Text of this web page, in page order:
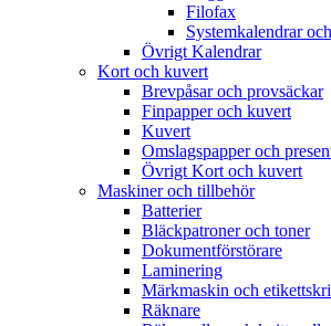
Filofax
Systemkalendrar
Övrigt Kalendrar
Kort och kuvert
Brevpåsar och provsäckar
Finpapper och kuvert
Kuvert
Omslagspapper och
Övrigt Kort och kuvert
Maskiner och tillbehör
Batterier
Bläckpatroner och toner
Dokumentförstörare
Laminering
Märkmaskin och
Räknare